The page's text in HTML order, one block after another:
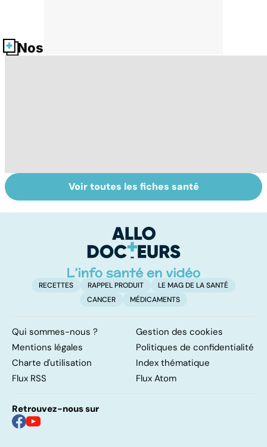
Nos fiches santé
Comment tenir
ses bonnes
Muscler ses
abdos pour
ventre plat
Voir toutes les fiches santé
RECETTES RAPPEL PRODUIT
LE MAG DE LA SANTÉ
CANCER
MÉDICAMENTS
Qui sommes-nous ?
Gestion des cookies
Mentions légales
Politiques de confidentialité
Charte d'utilisation
Index thématique
Flux RSS
Flux Atom
Retrouvez-nous sur